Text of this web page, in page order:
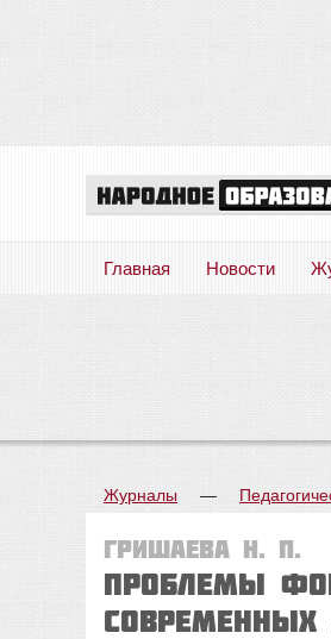
Главная Новости
Журналы —
Гришаева Н. П.
Проблемы